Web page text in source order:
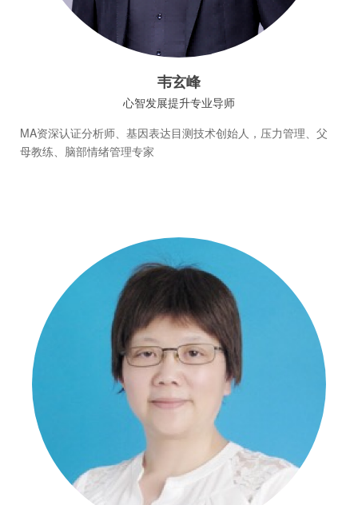
韦玄峰
心智发展提升专业导师
MA资深认证分析师、基因表达目测技术创始人，压力管理、父
母教练、脑部情绪管理专家